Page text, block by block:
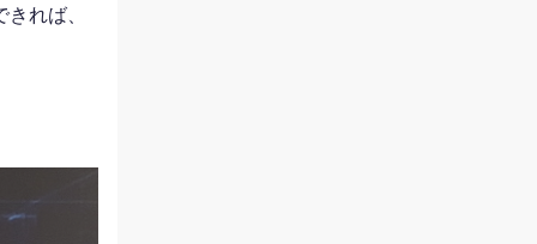
れば、